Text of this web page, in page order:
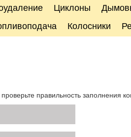
Циклоны
Колосники
правильность заполнения